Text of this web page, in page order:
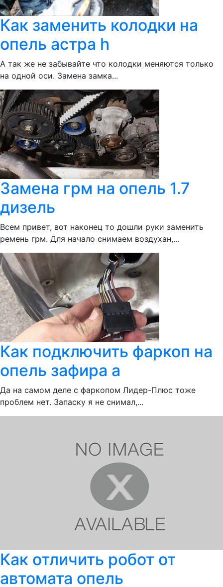
Как заменить колодки на
опель астра h
А так же не забывайте что колодки меняются только
на одной оси. Замена замка...
Замена грм на опель 1.7
дизель
Всем привет, вот наконец то дошли руки заменить
ремень грм. Для начало снимаем воздухан,...
Как подключить фаркоп на
опель зафира а
Да на самом деле с фаркопом Лидер-Плюс тоже
проблем нет. Запаску я не снимал,...
Как отличить робот от
автомата опель